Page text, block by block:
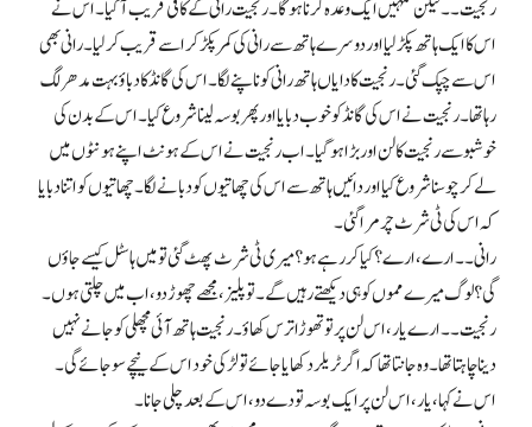
رنجیت۔۔ لیکن تمہیں ایک وعدہ کرنا ہوگا۔ رنجیت رانی کے کافی قریب آگیا۔ اس نے
اس کا ایک ہاتھ پکڑ لیا اور دوسرے ہاتھ سے رانی کی کمر پکڑ کر اسے قریب کرلیا۔ رانی بھی
اس سے چپک گئی۔ رنجیت کا دایاں ہاتھ رانی کو ناپنے لگا۔ اس کی گانڈ کا دباؤ بہت مدھر لگ
رہاتھا۔ رنجیت نے اس کی گانڈ کو خوب دبایا اور پھر بوسہ لینا شروع کیا۔ اس کے بدن کی
خوشبو سے رنجیت کا لن اور بڑا ہوگیا۔ اب رنجیت نے اس کے ہونٹ اپنے ہونٹوں میں
لے کر چوسنا شروع کیا اور دائیں ہاتھ سے اس کی چھاتیوں کو دبانے لگا۔ چھاتیوں کو اتنا دبایا
کہ اس کی ٹی شرٹ چرمرا گئی۔
رانی۔۔ ارے، ارے؟ کیا کر رہے ہو؟ میری ٹی شرٹ پھٹ گئی تو میں ہاسٹل کیسے جاؤں
گی؟ لوگ میرے مموں کو ہی دیکھتے رہیں گے۔ تو پلیز، مجھے چھوڑ دو، اب میں چلتی ہوں۔
رنجیت۔۔ ارے یار، اس لن پر تو تھوڑا ترس کھاؤ۔ رنجیت ہاتھ آئی مچھلی کو جانے نہیں
دینا چاہتا تھا۔ وہ جانتا تھا کہ اگر ٹریلر دکھایا جائے تو لڑکی خود اس کے نیچے سو جائے گی۔
اس نے کہا، یار، اس لن پر ایک بوسہ تو دے دو، اس کے بعد چلی جانا۔